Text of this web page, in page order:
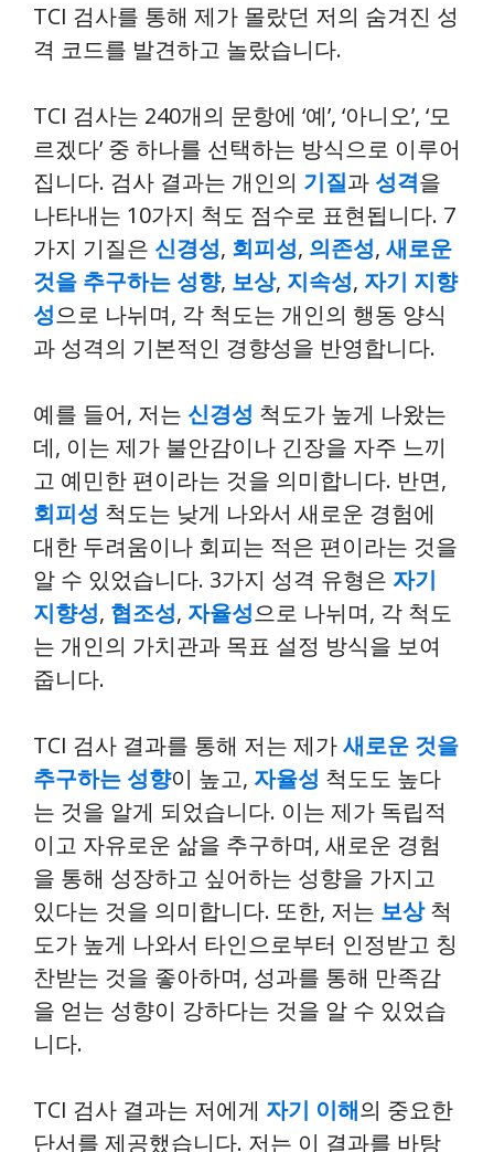
TCI 검사를 통해 제가 몰랐던 저의 숨겨진 성
격 코드를 발견하고 놀랐습니다.
TCI 검사는 240개의 문항에 ‘예’, ‘아니오’, ‘모
르겠다’ 중 하나를 선택하는 방식으로 이루어
집니다. 검사 결과는 개인의 기질과 성격을
나타내는 10가지 척도 점수로 표현됩니다. 7
가지 기질은 신경성, 회피성, 의존성, 새로운
것을 추구하는 성향, 보상, 지속성, 자기 지향
성으로 나뉘며, 각 척도는 개인의 행동 양식
과 성격의 기본적인 경향성을 반영합니다.
예를 들어, 저는 신경성 척도가 높게 나왔는
데, 이는 제가 불안감이나 긴장을 자주 느끼
고 예민한 편이라는 것을 의미합니다. 반면,
회피성 척도는 낮게 나와서 새로운 경험에
대한 두려움이나 회피는 적은 편이라는 것을
알 수 있었습니다. 3가지 성격 유형은 자기
지향성, 협조성, 자율성으로 나뉘며, 각 척도
는 개인의 가치관과 목표 설정 방식을 보여
줍니다.
TCI 검사 결과를 통해 저는 제가새로운 것을
추구하는 성향이 높고, 자율성 척도도 높다
는 것을 알게 되었습니다. 이는 제가 독립적
이고 자유로운 삶을 추구하며, 새로운 경험
을 통해 성장하고 싶어하는 성향을 가지고
있다는 것을 의미합니다. 또한, 저는 보상척
도가 높게 나와서 타인으로부터 인정받고 칭
찬받는 것을 좋아하며, 성과를 통해 만족감
을 얻는 성향이 강하다는 것을 알 수 있었습
니다.
TCI 검사 결과는 저에게 자기 이해의 중요한
단서를 제공했습니다. 저는 이 결과를 바탕